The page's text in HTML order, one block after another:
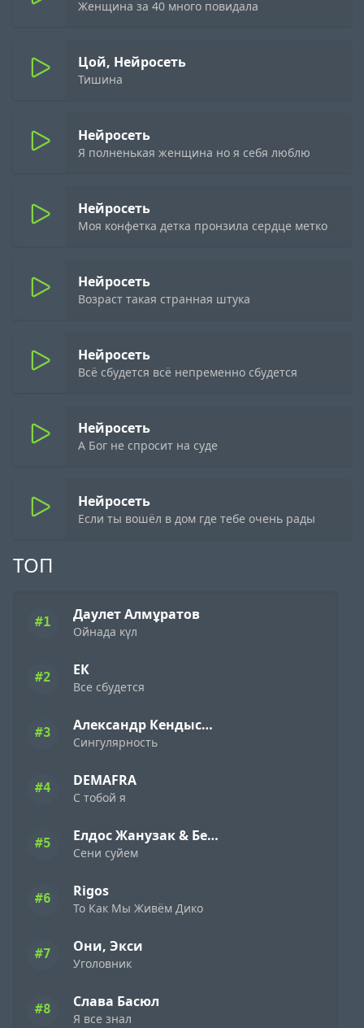
ТОП
#1 Даулет Алмұратов
Ойнада күл
#2 ЕК
Все сбудется
#3 Александр Кендысь & W.J.Rec
Сингулярность
#4 DEMAFRA
С тобой я
#5 Елдос Жанузак & Бейбарыс Садык
Сени суйем
#6 Rigos
То Как Мы Живём Дико
#7 Они, Экси
Уголовник
#8 Слава Басюл
Я все знал
Женщина за 40 много повидала
Цой, Нейросеть
Тишина
Нейросеть
Я полненькая женщина но я себя люблю
Нейросеть
Моя конфетка детка пронзила сердце метко
Нейросеть
Возраст такая странная штука
Нейросеть
Всё сбудется всё непременно сбудется
Нейросеть
А Бог не спросит на суде
Нейросеть
Если ты вошёл в дом где тебе очень рады